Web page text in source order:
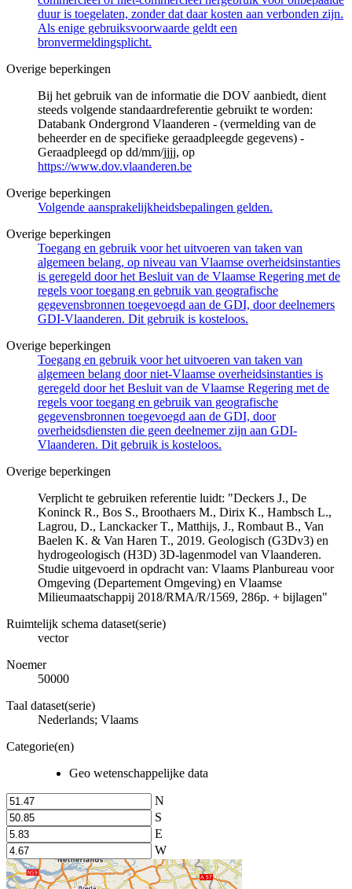
duur is toegelaten, zonder dat daar kosten aan verbonden zijn.
Als enige gebruiksvoorwaarde geldt een
bronvermeldingsplicht.
Overige beperkingen
Bij het gebruik van de informatie die DOV aanbiedt, dient
steeds volgende standaardreferentie gebruikt te worden:
Databank Ondergrond Vlaanderen - (vermelding van de
beheerder en de specifieke geraadpleegde gegevens) -
Geraadpleegd op dd/mm/jjjj, op
https://www.dov.vlaanderen.be
Overige beperkingen
Volgende aansprakelijkheidsbepalingen gelden.
Overige beperkingen
Toegang en gebruik voor het uitvoeren van taken van
algemeen belang, op niveau van Vlaamse overheidsinstanties
is geregeld door het Besluit van de Vlaamse Regering met de
regels voor toegang en gebruik van geografische
gegevensbronnen toegevoegd aan de GDI, door deelnemers
GDI-Vlaanderen. Dit gebruik is kosteloos.
Overige beperkingen
Toegang en gebruik voor het uitvoeren van taken van
algemeen belang door niet-Vlaamse overheidsinstanties is
geregeld door het Besluit van de Vlaamse Regering met de
regels voor toegang en gebruik van geografische
gegevensbronnen toegevoegd aan de GDI, door
overheidsdiensten die geen deelnemer zijn aan GDI-
Vlaanderen. Dit gebruik is kosteloos.
Overige beperkingen
Verplicht te gebruiken referentie luidt: "Deckers J., De
Koninck R., Bos S., Broothaers M., Dirix K., Hambsch L.,
Lagrou, D., Lanckacker T., Matthijs, J., Rombaut B., Van
Baelen K. & Van Haren T., 2019. Geologisch (G3Dv3) en
hydrogeologisch (H3D) 3D-lagenmodel van Vlaanderen.
Studie uitgevoerd in opdracht van: Vlaams Planbureau voor
Omgeving (Departement Omgeving) en Vlaamse
Milieumaatschappij 2018/RMA/R/1569, 286p. + bijlagen"
Ruimtelijk schema dataset(serie)
vector
Noemer
50000
Taal dataset(serie)
Nederlands; Vlaams
Categorie(en)
Geo wetenschappelijke data
N
S
E
W